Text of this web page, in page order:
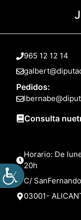
965 12 12 14
Pedidos:
Consulta
Horario: De
20h
C/
03001-